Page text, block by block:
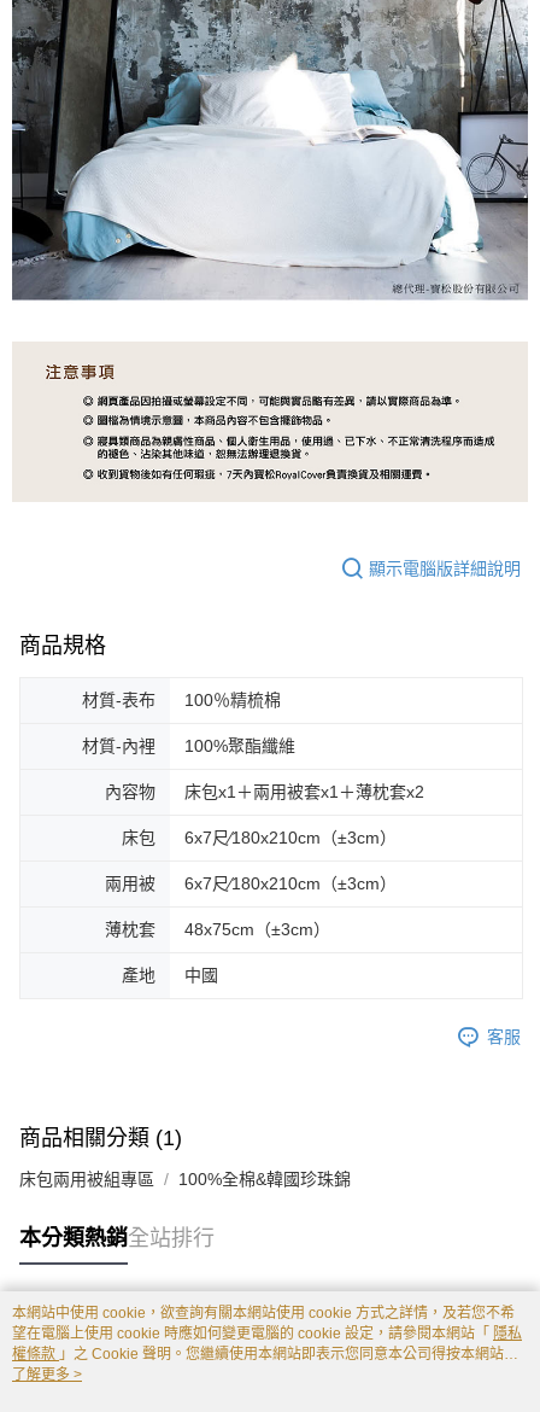
顯示電腦版詳細說明
商品規格
材質-表布 100％精梳棉
材質-內裡 100%聚酯纖維
內容物 床包x1＋兩用被套x1＋薄枕套x2
床包 6x7尺∕180x210cm（±3cm）
兩用被 6x7尺∕180x210cm（±3cm）
薄枕套 48x75cm（±3cm）
產地 中國
客服
商品相關分類 (1)
床包兩用被組專區 100%全棉&韓國珍珠錦
本分類熱銷全站排行
熱門標籤
本網站中使用 cookie，欲查詢有關本網站使用 cookie 方式之詳情，及若您不希
望在電腦上使用 cookie 時應如何變更電腦的 cookie 設定，請參閱本網站「 隱私
權條款 」之 Cookie 聲明。您繼續使用本網站即表示您同意本公司得按本網站使
用條款之 Cookie 聲明使用 cookie。
了解更多 >